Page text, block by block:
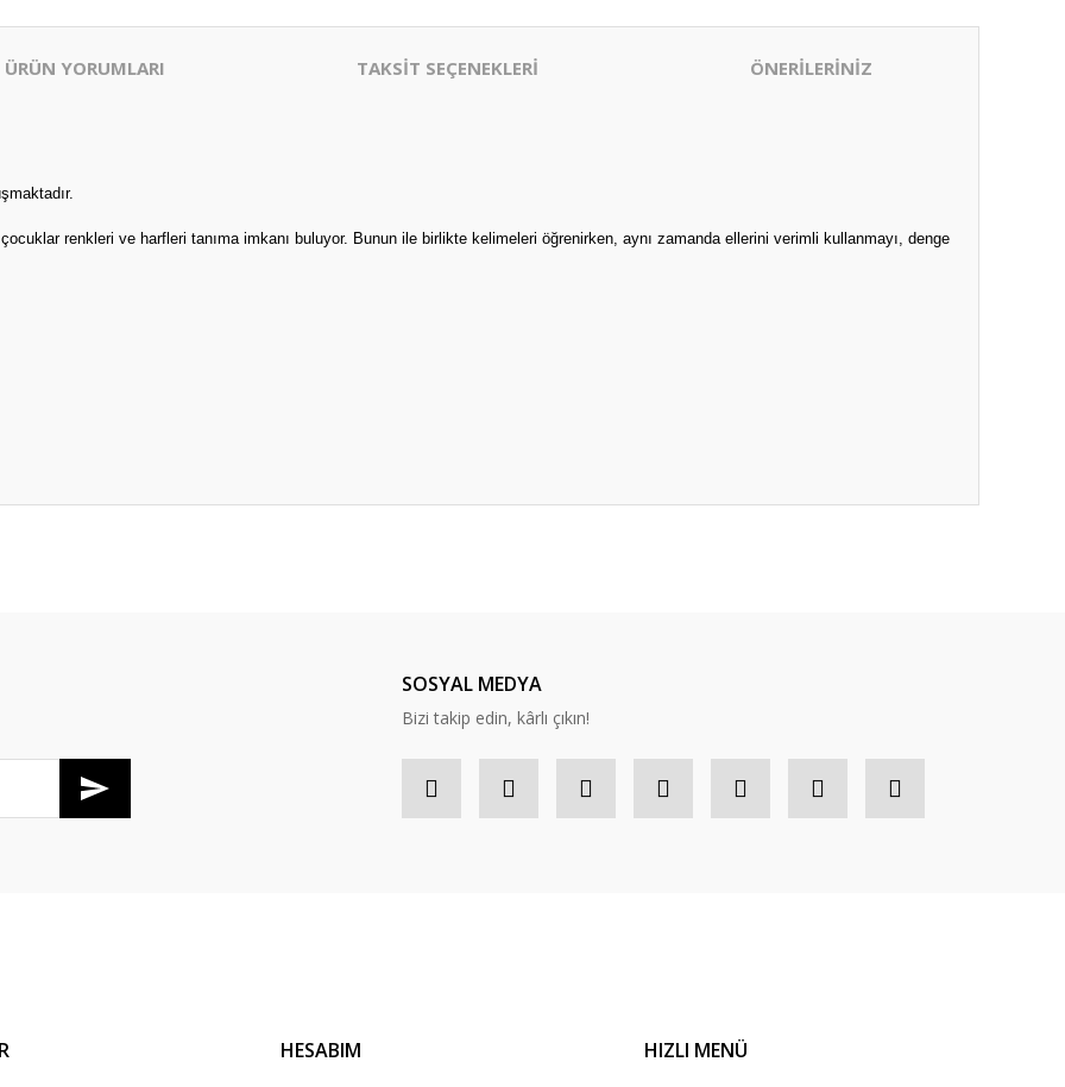
ÜRÜN YORUMLARI TAKSİT SEÇENEKLERİ ÖNERİLERİNİZ
renkleri ve harfleri tanıma imkanı buluyor. Bunun ile birlikte kelimeleri öğrenirken, aynı zamanda ellerini verimli kullanmayı, denge
SOSYAL MEDYA
Bizi takip edin, kârlı çıkın!
HESABIM HIZLI MENÜ